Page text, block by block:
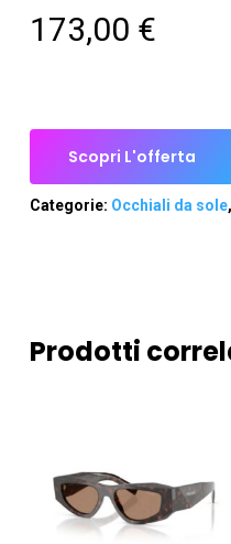
173,00 €
Scopri L'offerta
Categorie: Occhiali da sole,
Prodotti